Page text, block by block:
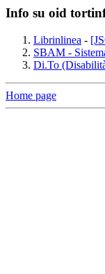
Info su oid
Librinlinea -
SBAM -
Di.To
Home page